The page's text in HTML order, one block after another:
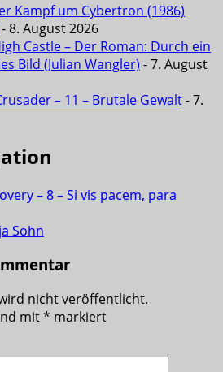
Kampf um Cybertron (1986)
- 8. August 2026
Castle – Der Roman: Durch ein
Bild (Julian Wangler) - 7. August
– 11 – Brutale Gewalt- 7.
– 8 – Si vis pacem, para
Sohn
nicht veröffentlicht.
mit* markiert